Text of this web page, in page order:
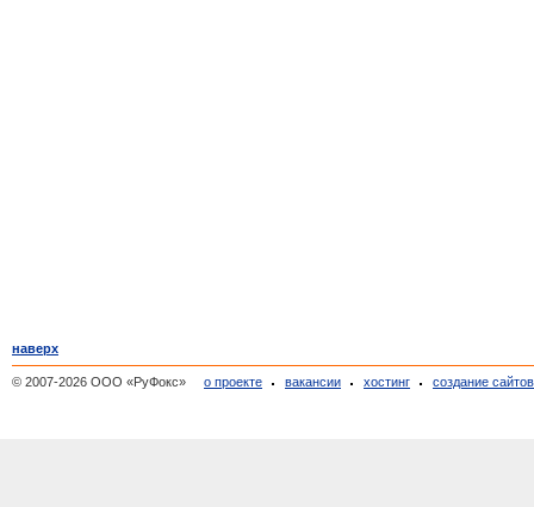
наверх
© 2007-2026 ООО «РуФокс» о проекте вакансии хостинг создание сайтов